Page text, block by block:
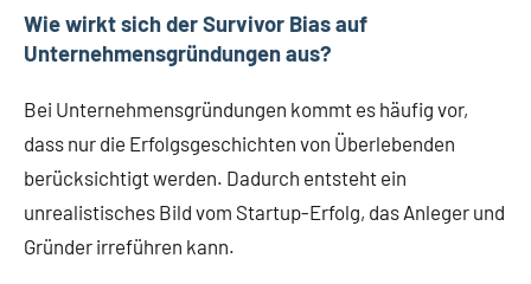
Wie wirkt sich der Survivor Bias auf
Unternehmensgründungen aus?
Bei Unternehmensgründungen kommt es häufig vor,
dass nur die Erfolgsgeschichten von Überlebenden
berücksichtigt werden. Dadurch entsteht ein
unrealistisches Bild vom Startup-Erfolg, das Anleger und
Gründer irreführen kann.